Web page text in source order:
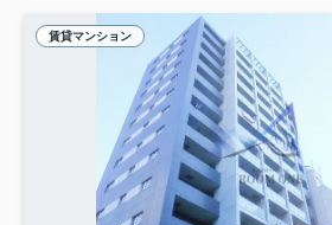
賃貸マンション